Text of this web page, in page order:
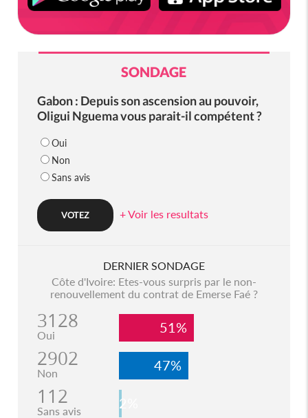
SONDAGE
Gabon : Depuis son ascension au pouvoir,
Oligui Nguema vous parait-il compétent ?
Oui
Non
Sans avis
+ Voir les resultats
DERNIER SONDAGE
Côte d'Ivoire: Etes-vous surpris par le non-
renouvellement du contrat de Emerse Faé ?
3128
Oui 51%
2902
Non 47%
112
Sans avis 2%